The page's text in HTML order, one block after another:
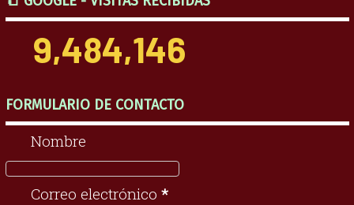
9,484,146
FORMULARIO DE CONTACTO
Nombre
Correo electrónico *